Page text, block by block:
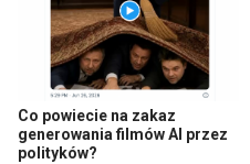
Co powiecie na zakaz
generowania filmów AI przez
polityków?